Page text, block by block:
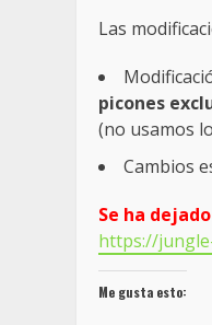
Las
picones
(no usamos
Cambios
Se ha
https://
Me gusta esto: